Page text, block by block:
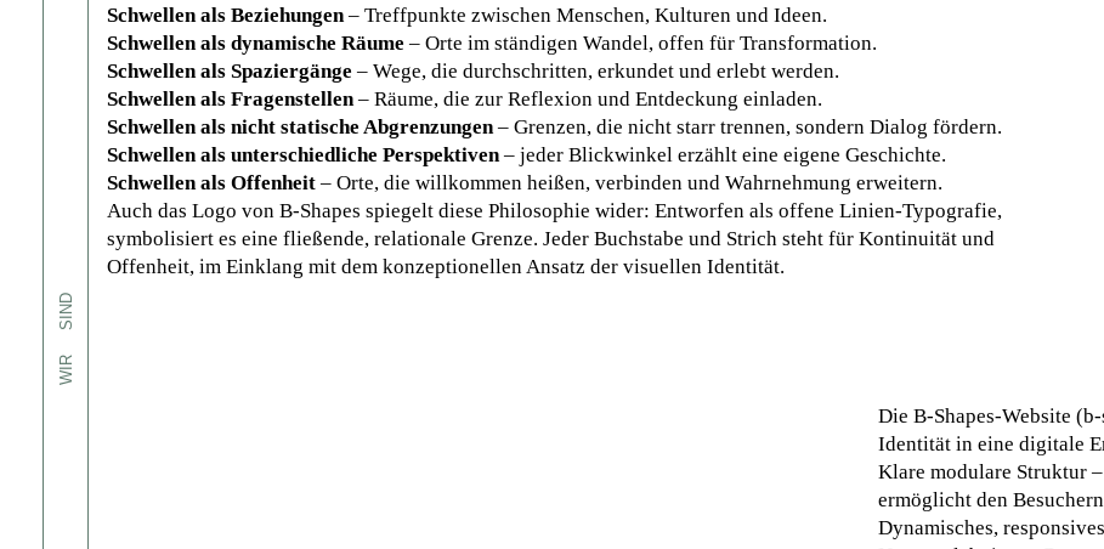
WIR
SIND
Schwellen als Beziehungen– Treffpunkte zwischen Menschen, Kulturen und Ideen.
Schwellen als dynamische Räume – Orte im ständigen Wandel, offen für Transformation.
Schwellen als Spaziergänge – Wege, die durchschritten, erkundet und erlebt werden.
Schwellen als Fragenstellen– Räume, die zur Reflexion und Entdeckung einladen.
Schwellen als nicht statische Abgrenzungen– Grenzen, die nicht starr trennen, sondern Dialog fördern.
Schwellen als unterschiedliche Perspektiven– jeder Blickwinkel erzählt eine eigene Geschichte.
Schwellen als Offenheit– Orte, die willkommen heißen, verbinden und Wahrnehmung erweitern.
Auch das Logo von B‑Shapes spiegelt diese Philosophie wider: Entworfen als offene Linien-Typografie,
symbolisiert es eine fließende, relationale Grenze. Jeder Buchstabe und Strich steht für Kontinuität und
Offenheit, im Einklang mit dem konzeptionellen Ansatz der visuellen Identität.
Die B‑Shapes-Website
Identität in eine digitale
Klare modulare Struktur
ermöglicht den
Dynamisches,